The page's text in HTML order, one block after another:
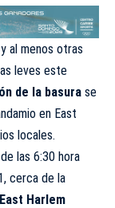
al menos otras
leves este
de la basura se
en East
locales.
las 6:30 hora
cerca de la
East Harlem